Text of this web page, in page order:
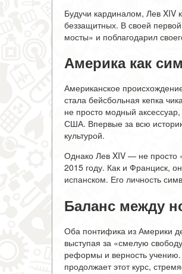
Будучи кардиналом, Лев XIV
беззащитных. В своей
мосты» и поблагодарил
Америка как
Американское
стала бейсбольная кепка
не просто модный
США. Впервые за всю
культурой.
Однако Лев XIV — не просто
2015 году. Как и Франциск,
испанском. Его личность
Баланс между
Оба понтифика из Америки
выступая за «смелую
реформы и верность учению.
продолжает этот курс,